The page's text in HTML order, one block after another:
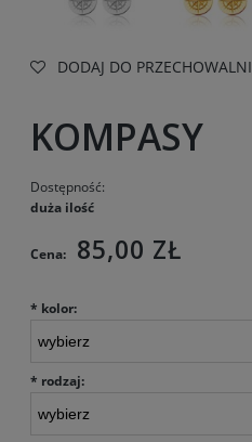
DODAJ DO PRZECHOWALNI
KOMPASY
Dostępność:
duża ilość
Cena: 85,00 ZŁ
* kolor:
* rodzaj: